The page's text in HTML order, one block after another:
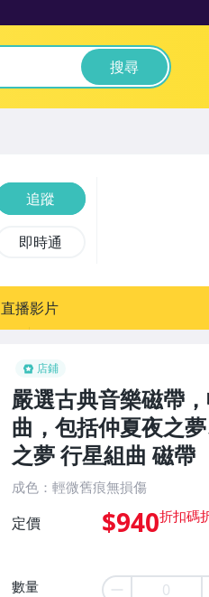
搜尋
店鋪
嚴選古典音樂磁帶
曲，包括仲夏夜之
之夢 行星組曲 磁帶
成色：輕微舊痕無損傷
定價 $940
數量
追蹤
即時通
直播影片